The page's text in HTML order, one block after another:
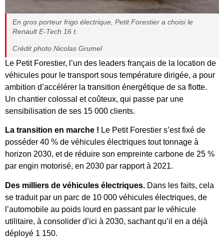
En gros porteur frigo électrique, Petit Forestier a choisi le
Renault E-Tech 16 t.
Crédit photo Nicolas Grumel
Le Petit Forestier, l’un des leaders français de la location de
véhicules pour le transport sous température dirigée, a pour
ambition d’accélérer la transition énergétique de sa flotte.
Un chantier colossal et coûteux, qui passe par une
sensibilisation de ses 15 000 clients.
La transition en marche ! Le Petit Forestier s’est fixé de
posséder 40 % de véhicules électriques tout tonnage à
horizon 2030, et de réduire son empreinte carbone de 25 %
par engin motorisé, en 2030 par rapport à 2021.
Des milliers de véhicules électriques. Dans les faits, cela
se traduit par un parc de 10 000 véhicules électriques, de
l’automobile au poids lourd en passant par le véhicule
utilitaire, à consolider d’ici à 2030, sachant qu’il en a déjà
déployé 1 150.